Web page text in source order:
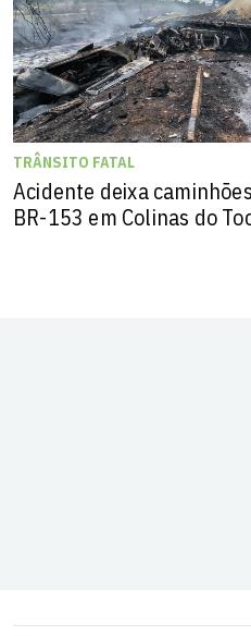
TRÂNSITO FATAL
Acidente deixa
BR-153 em Colinas do